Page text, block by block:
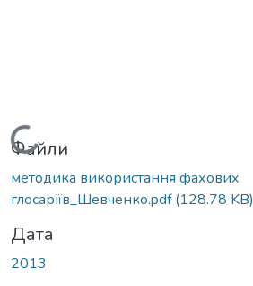
Вантажиться...
Файли
методика використання фахових
глосаріїв_Шевченко.pdf(128.78 KB)
Дата
2013